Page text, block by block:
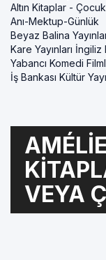
Altın Kitaplar -
Anı-Mektup-Günlük
Beyaz Balina
Kare Yayınları
Yabancı Komedi
İş Bankası Kültür
VEYA